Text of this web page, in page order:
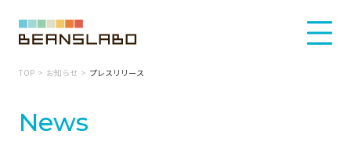
TOP お知らせ プレスリリース
News